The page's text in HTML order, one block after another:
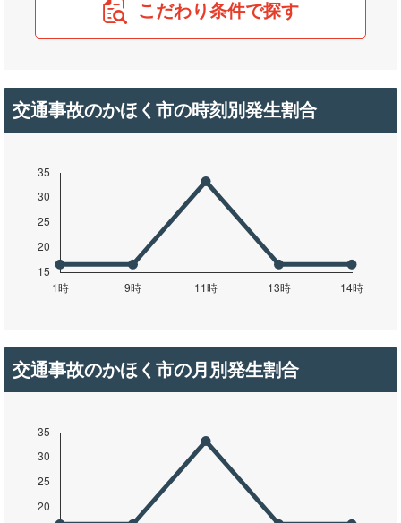
こだわり条件で探す
交通事故のかほく市の時刻別発生割合
交通事故のかほく市の月別発生割合